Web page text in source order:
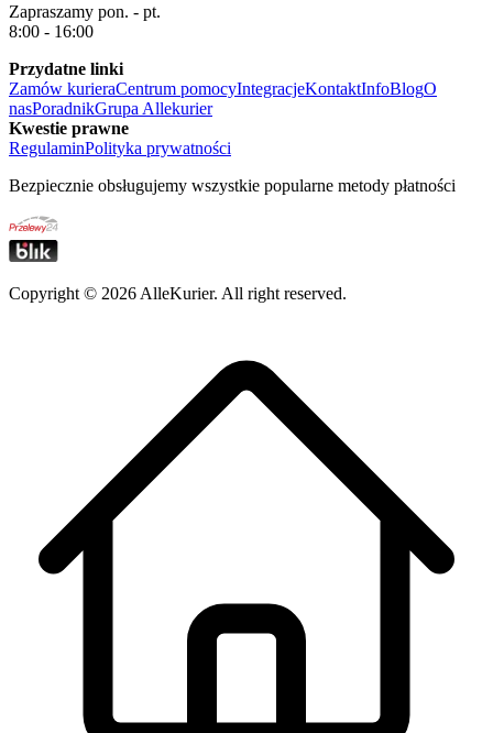
Zapraszamy pon. - pt.
8:00 - 16:00
Przydatne linki
Zamów kurieraCentrum pomocyIntegracjeKontaktInfoBlogO
nasPoradnikGrupa Allekurier
Kwestie prawne
RegulaminPolityka prywatności
Bezpiecznie obsługujemy wszystkie popularne metody płatności
Copyright © 2026 AlleKurier. All right reserved.